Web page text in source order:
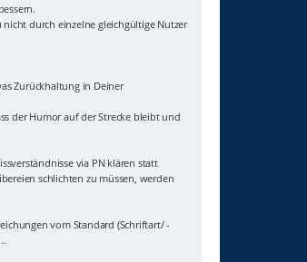
durch einzelne gleichgültige Nutzer
Zurückhaltung in Deiner
der Humor auf der Strecke bleibt und
via PN klären statt
schlichten zu müssen, werden
vom Standard (Schriftart/ -